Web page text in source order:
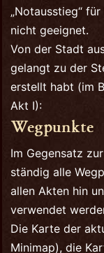
„Notausstieg“
nicht geeignet.
Von der Stadt
gelangt zu der
erstellt habt (im
Akt I):
Wegpunkte
Im Gegensatz
ständig alle
allen Akten hin
verwendet
Die Karte der
Minimap), die